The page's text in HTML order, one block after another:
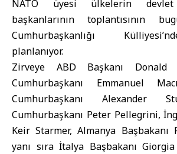
NATO üyesi ülkelerin
başkanlarının toplantısının
Cumhurbaşkanlığı
planlanıyor.
Zirveye ABD Başkanı Donald
Cumhurbaşkanı Emmanuel
Cumhurbaşkanı Alexander
Cumhurbaşkanı Peter Pellegrini,
Keir Starmer, Almanya Başbakanı
yanı sıra İtalya Başbakanı